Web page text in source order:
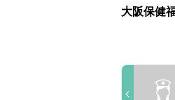
大阪保健